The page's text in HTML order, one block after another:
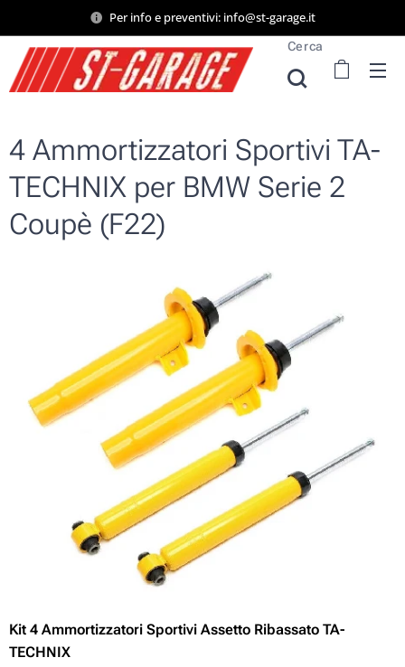
Per info e preventivi: info@st-garage.it
Cerca
4 Ammortizzatori Sportivi TA-
TECHNIX per BMW Serie 2
Coupè (F22)
Kit 4 Ammortizzatori Sportivi Assetto Ribassato TA-
TECHNIX